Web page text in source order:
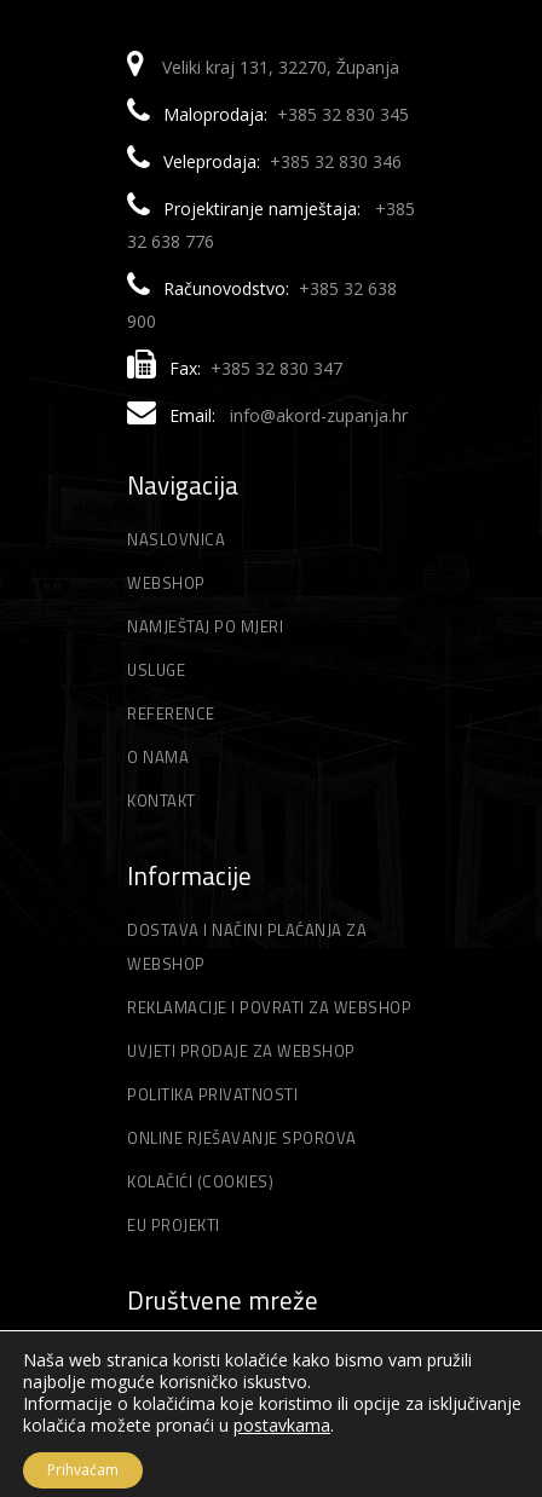
Veliki kraj 131, 32270, Županja
Maloprodaja: +385 32 830 345
Veleprodaja: +385 32 830 346
Projektiranje namještaja:
+385
32 638 776
Računovodstvo: +385 32 638
900
Fax: +385 32 830 347
Email: info@akord-zupanja.hr
Navigacija
NASLOVNICA
WEBSHOP
NAMJEŠTAJ PO MJERI
USLUGE
REFERENCE
O NAMA
KONTAKT
Informacije
DOSTAVA I NAČINI PLAĆANJA ZA
WEBSHOP
REKLAMACIJE I POVRATI ZA WEBSHOP
UVJETI PRODAJE ZA WEBSHOP
POLITIKA PRIVATNOSTI
ONLINE RJEŠAVANJE SPOROVA
KOLAČIĆI (COOKIES)
EU PROJEKTI
Društvene mreže
© Sva prava pridržana – Akord – 2019
Naša web stranica koristi kolačiće kako bismo vam pružili
najbolje moguće korisničko iskustvo.
Informacije o kolačićima koje koristimo ili opcije za isključivanje
kolačića možete pronaći u postavkama.
Prihvaćam